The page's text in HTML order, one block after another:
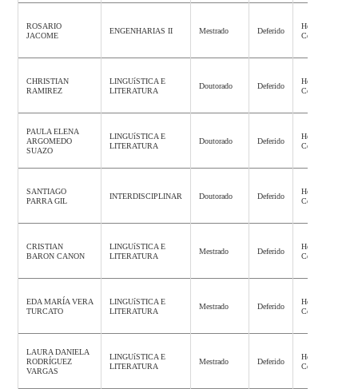
ROSARIO
JACOME
ENGENHARIAS II Mestrado Deferido
Homologação
Concluída
CHRISTIAN
RAMIREZ
LINGUíSTICA E
LITERATURA
Doutorado Deferido
Homologação
Concluída
PAULA ELENA
ARGOMEDO
SUAZO
LINGUíSTICA E
LITERATURA
Doutorado Deferido
Homologação
Concluída
SANTIAGO
PARRA GIL
INTERDISCIPLINAR Doutorado Deferido
Homologação
Concluída
CRISTIAN
BARON CANON
LINGUíSTICA E
LITERATURA
Mestrado Deferido
Homologação
Concluída
EDA MARÍA VERA
TURCATO
LINGUíSTICA E
LITERATURA
Mestrado Deferido
Homologação
Concluída
LAURA DANIELA
RODRÍGUEZ
VARGAS
LINGUíSTICA E
LITERATURA
Mestrado Deferido
Homologação
Concluída